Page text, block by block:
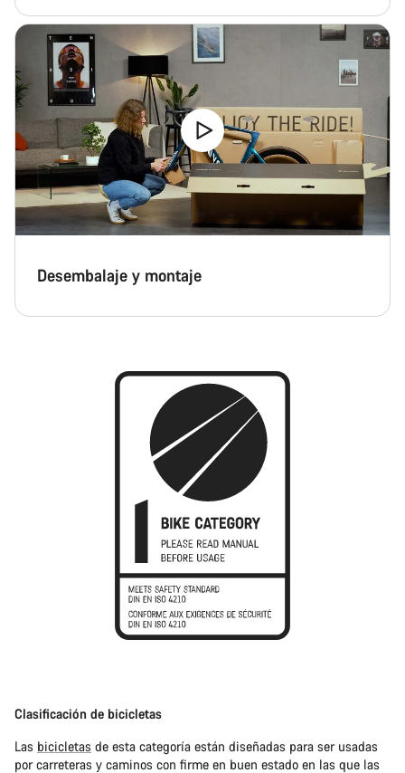
Desembalaje y montaje
Clasificación de bicicletas
Las bicicletas de esta categoría están diseñadas para ser usadas
por carreteras y caminos con firme en buen estado en las que las